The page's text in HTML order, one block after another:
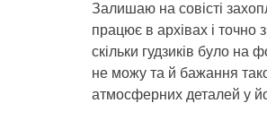
Залишаю на совісті
працює в архівах і точно
скільки гудзиків було на
не можу та й бажання
атмосферних деталей у